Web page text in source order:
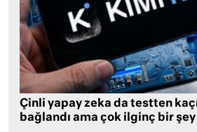
Çinli yapay zeka da testten
bağlandı ama çok ilginç bir